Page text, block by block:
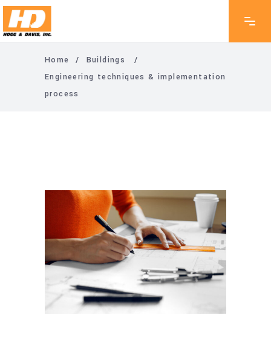
Home / Buildings
/
Engineering techniques & implementation
process